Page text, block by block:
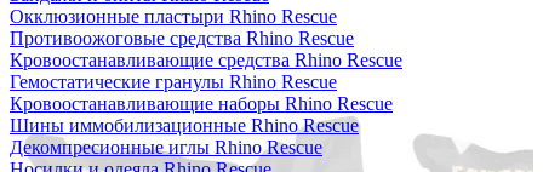
Окклюзионные пластыри Rhino Rescue
Противоожоговые средства Rhino Rescue
Кровоостанавливающие средства Rhino Rescue
Гемостатические гранулы Rhino Rescue
Кровоостанавливающие наборы Rhino Rescue
Шины иммобилизационные Rhino Rescue
Декомпресионные иглы Rhino Rescue